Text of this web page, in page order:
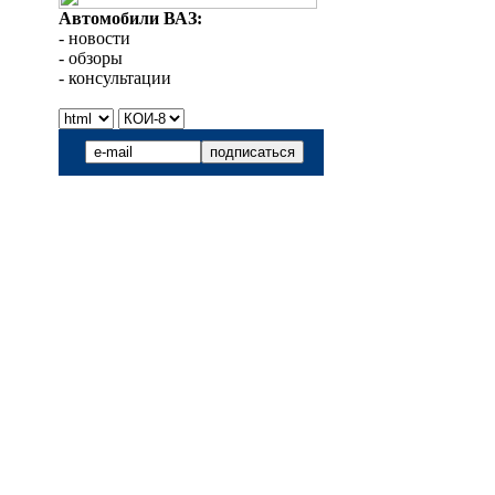
Автомобили ВАЗ:
- новости
- обзоры
- консультации